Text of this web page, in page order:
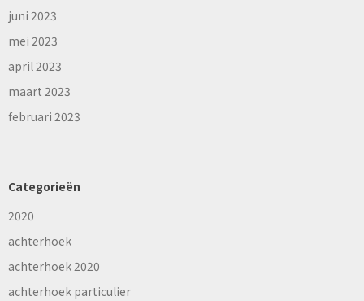
juni 2023
mei 2023
april 2023
maart 2023
februari 2023
Categorieën
2020
achterhoek
achterhoek 2020
achterhoek particulier